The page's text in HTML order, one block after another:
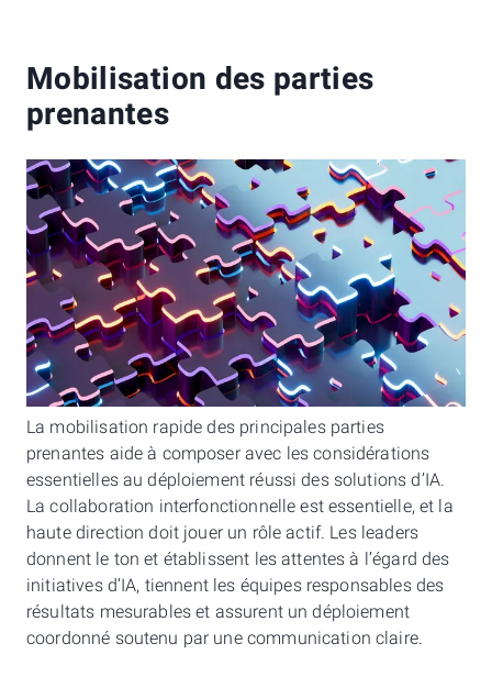
Mobilisation des parties
prenantes
La mobilisation rapide des principales parties
prenantes aide à composer avec les considérations
essentielles au déploiement réussi des solutions d’IA.
La collaboration interfonctionnelle est essentielle, et la
haute direction doit jouer un rôle actif. Les leaders
donnent le ton et établissent les attentes à l’égard des
initiatives d’IA, tiennent les équipes responsables des
résultats mesurables et assurent un déploiement
coordonné soutenu par une communication claire.